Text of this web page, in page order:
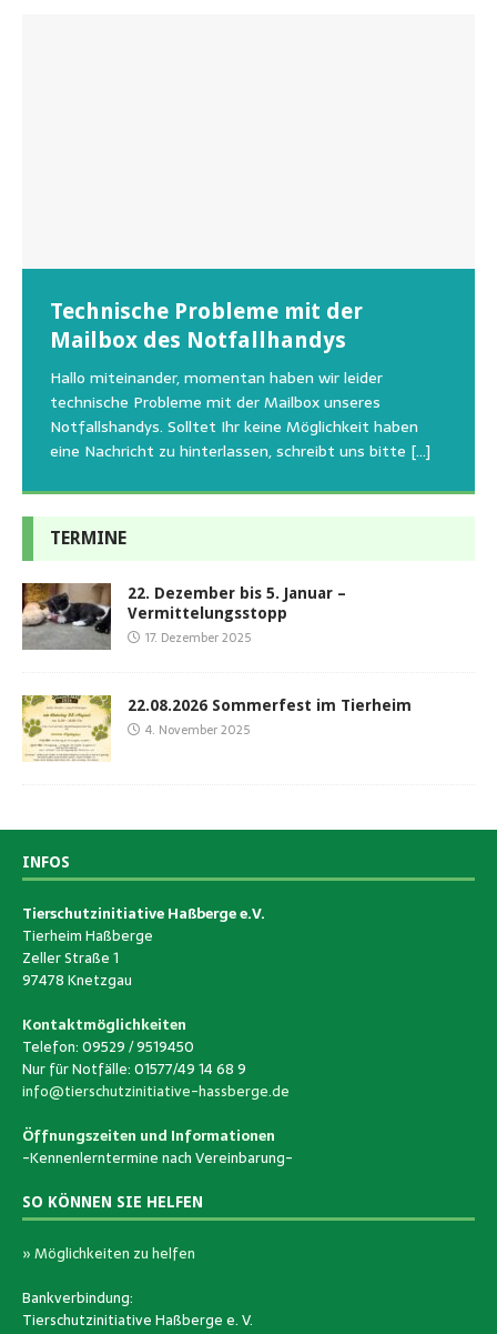
Technische Probleme mit der
Mailbox des Notfallhandys
Hallo miteinander, momentan haben wir leider
technische Probleme mit der Mailbox unseres
Notfallshandys. Solltet Ihr keine Möglichkeit haben
eine Nachricht zu hinterlassen, schreibt uns bitte […]
Beginn der Wildtierrettung
Aus aktuellem Anlass weisen wir darauf hin, dass die
Tierschutzinitiative Haßberge natürlich, wie auch in
den letzten 20 Jahren, immer noch für alle verwaisten
oder[…]
22.08.2026 Sommerfest im Tierheim
Wir bitten um Verständnis, dass am Tag vom
Sommerfest das Hundehaus zum Schutz unserer Tiere
geschlossen bleibt.Viele unserer Hunde erleben einen
emotionalen Stress bei Begegnung[…]
Wunschzettel unserer Fellnasen
Regelmäßig bekommen wir liebe Anfragen, wie man
uns am Besten unterstützen kann. Natürlich ziehen
die gesteigerten Kosten auch uns so richtig in die Knie
und[…]
TERMINE
22. Dezember bis 5. Januar –
Vermittelungsstopp
17. Dezember 2025
22.08.2026 Sommerfest im Tierheim
4. November 2025
INFOS
Tierschutzinitiative Haßberge e.V.
Tierheim Haßberge
Zeller Straße 1
97478 Knetzgau
Kontaktmöglichkeiten
Telefon: 09529 / 9519450
Nur für Notfälle: 01577/49 14 68 9
info@tierschutzinitiative-hassberge.de
Öffnungszeiten und Informationen
-Kennenlerntermine nach Vereinbarung-
SO KÖNNEN SIE HELFEN
» Möglichkeiten zu helfen
Bankverbindung:
Tierschutzinitiative Haßberge e. V.